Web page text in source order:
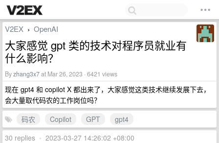
V2EX › OpenAI
大家感觉 gpt 类的技术对程序员就业有
什么影响？
Byzhang3x7at Mar 26, 2023 · 6421 views
现在 gpt4 和 copilot X 都出来了，大家感觉这类技术继续发展下去，
会大量取代码农的工作岗位吗？
码农
Copilot GPT
gpt4
30 replies • 2023-03-27 14:26:02 +08:00